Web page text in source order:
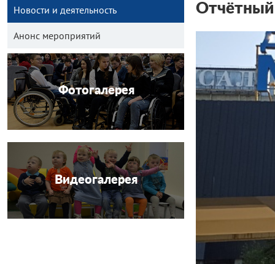
Новости и деятельность
Анонс мероприятий
Фотогалерея
Видеогалерея